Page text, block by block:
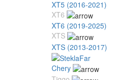
XT5 (2016-2021)
XT6
XT6 (2019-2025)
XTS
XTS (2013-2017)
Chery